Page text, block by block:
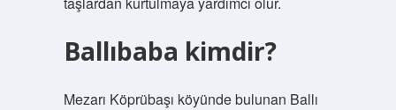
Ballıbaba kimdir?
Mezarı Köprübaşı köyünde bulunan Ballı